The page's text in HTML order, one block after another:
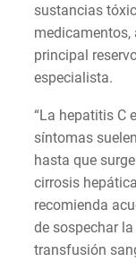
sustancias
medicamentos,
principal
especialista.
“La hepatitis C
síntomas
hasta que
cirrosis
recomienda
de sospechar
transfusión